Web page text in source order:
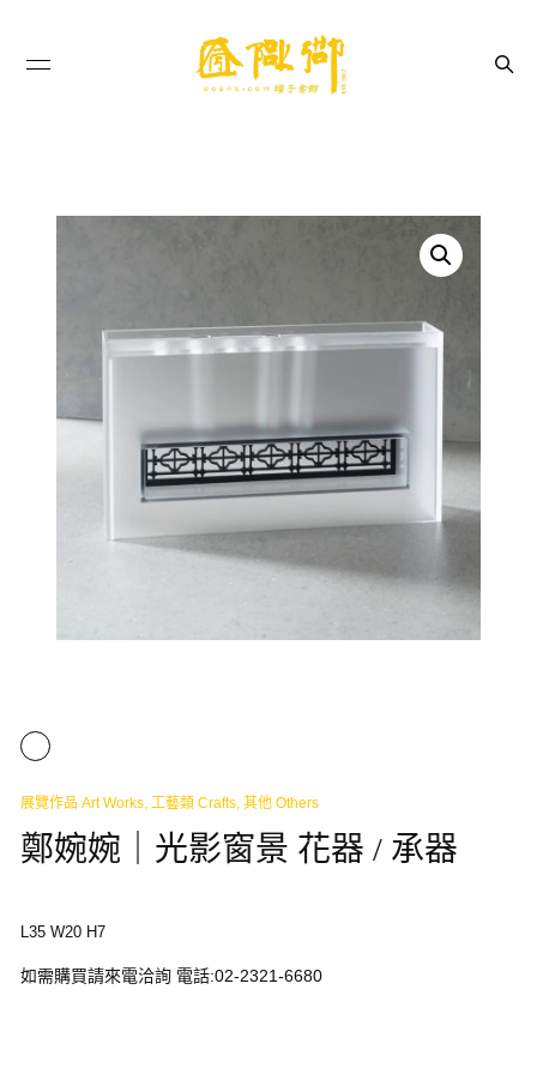
展覽作品 Art Works, 工藝類 Crafts, 其他 Others
鄭婉婉｜光影窗景 花器 / 承器
L35 W20 H7
如需購買請來電洽詢 電話:02-2321-6680